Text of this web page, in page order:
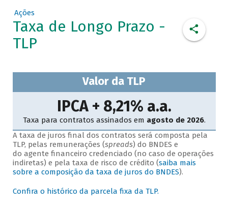
Ações
Taxa de Longo Prazo -
TLP
A taxa de juros final dos contratos será composta pela
TLP, pelas remunerações (spreads) do BNDES e
do agente financeiro credenciado (no caso de operações
indiretas) e pela taxa de risco de crédito (saiba mais
sobre a composição da taxa de juros do BNDES).
Confira o histórico da parcela fixa da TLP.